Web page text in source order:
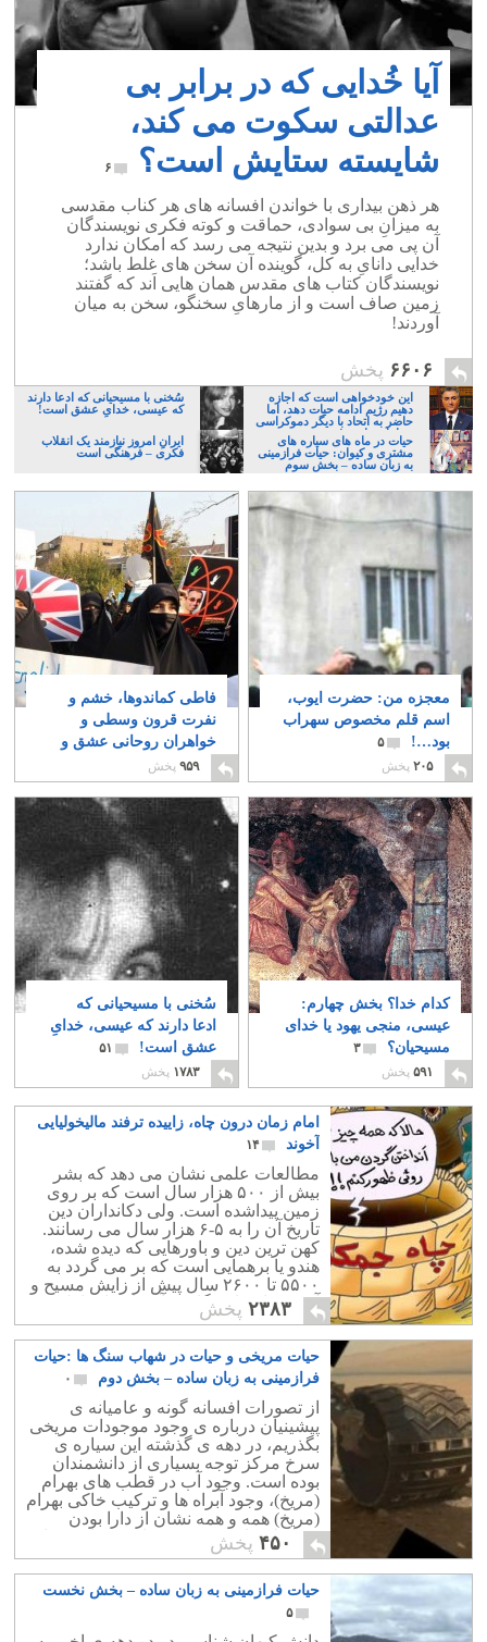
آیا خُدایی که در برابر بی
عدالتی سکوت می کند،
شایسته ستایش است؟
۶
هر ذهن بیداری با خواندن افسانه های هر کناب مقدسی
به میزانِ بی سوادی، حماقت و کوته فکری نویسندگان
آن پی می برد و بدین نتیجه می رسد که امکان ندارد
خدایی دانایِ به کل، گوینده آن سخن های غلط باشد؛
نویسندگان کتاب های مقدس همان هایی اَند که گفتند
زمین صاف است و از مارهایِ سخنگو، سخن به میان
آوردند!
۶۶۰۶ پخش
این خودخواهی است که اجازه
دهیم رژیم ادامه حیات دهد، اما
حاضر به اتحاد با دیگر دموکراسی
خواهان نباشیم!
سُخنی با مسیحیانی که ادعا دارند
که عیسی، خدایِ عشق است!
حیات در ماه های سیاره های
مشتری و کیوان: حیات فرازمینی
به زبان ساده – بخش سوم
ایرانِ امروز نیازمند یک انقلاب
فکری – فرهنگی است
معجزه من: حضرت ایوب،
اسم قلم مخصوص سهراب
بود…!
۵
۲۰۵ پخش
فاطی کماندوها، خشم و
نفرت قرون وسطی و
خواهران روحانی عشق و
محبت را برگزیدند
۹۵۹ پخش
کدام خدا؟ بخش چهارم:
عیسی، منجی یهود یا خدای
مسیحیان؟
۳
۵۹۱ پخش
سُخنی با مسیحیانی که
ادعا دارند که عیسی، خدایِ
عشق است!
۵۱
۱۷۸۳ پخش
امام زمان درون چاه، زاییده ترفند مالیخولیایی
آخوند
۱۴
مطالعات علمی نشان می دهد که بشر
بیش از ۵۰۰ هزار سال است که بر روی
زمین پیداشده است. ولی دکانداران دین
تاریخ آن را به ۵-۶ هزار سال می رسانند.
کهن ترین دین و باورهایی که دیده شده،
هندو یا برهمایی است که بر می گردد به
۵۵۰۰ تا ۲۶۰۰ سال پیش از زایش مسیح و
آن هم با خدای یگانه و آسمانی ارتباطی
ندارد.
۲۳۸۳ پخش
حیات مریخی و حیات در شهاب سنگ ها :حیات
فرازمینی به زبان ساده – بخش دوم
۰
از تصورات افسانه گونه و عامیانه ی
پیشینیان درباره ی وجود موجودات مریخی
بگذریم، در دهه ی گذشته این سیاره ی
سرخ مرکز توجه بسیاری از دانشمندان
بوده است. وجود آب در قطب های بهرام
(مریخ)، وجود آبراه ها و ترکیب خاکی بهرام
(مریخ) همه و همه نشان از دارا بودن
شرایط حیات در دوره ی از عمر این سیاره
را دارد.
۴۵۰ پخش
حیات فرازمینی به زبان ساده – بخش نخست
۵